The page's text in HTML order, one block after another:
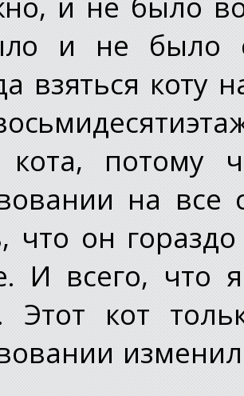
и не было
взяться коту
кота, потому
на все
что он
И всего, что
Этот кот